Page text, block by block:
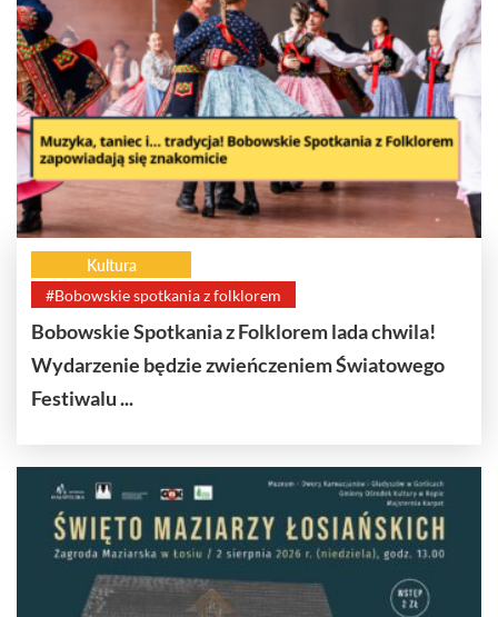
Kultura
#Bobowskie spotkania z folklorem
Bobowskie Spotkania z Folklorem lada chwila!
Wydarzenie będzie zwieńczeniem Światowego
Festiwalu ...